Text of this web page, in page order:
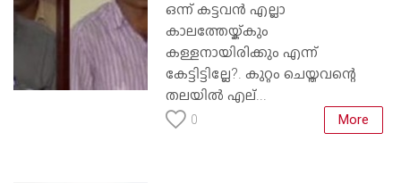
ഒന്ന് കട്ടവൻ എല്ലാ
കാലത്തേയ്ക്കും
കള്ളനായിരിക്കും എന്ന്
കേട്ടിട്ടില്ലേ?. കുറ്റം ചെയ്തവന്റെ
തലയിൽ എല്...
0 More